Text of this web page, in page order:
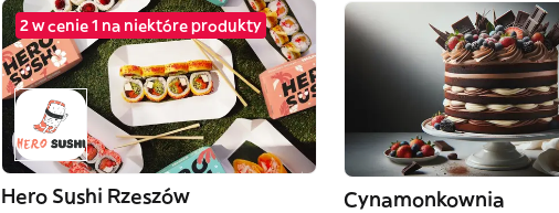
2 w cenie 1 na niektóre produkty
Hero Sushi Rzeszów Cynamonkownia